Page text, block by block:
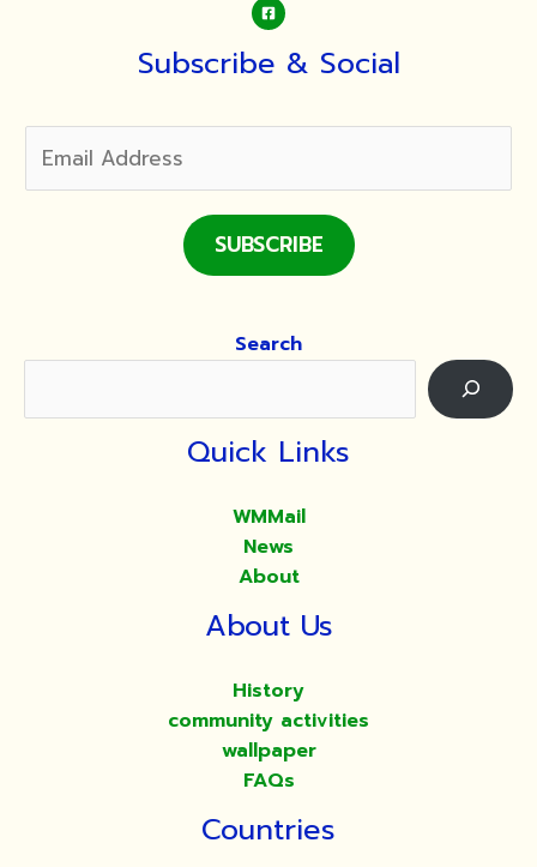
Subscribe & Social
SUBSCRIBE
Search
Quick Links
WMMail
News
About
About Us
History
community activities
wallpaper
FAQs
Countries